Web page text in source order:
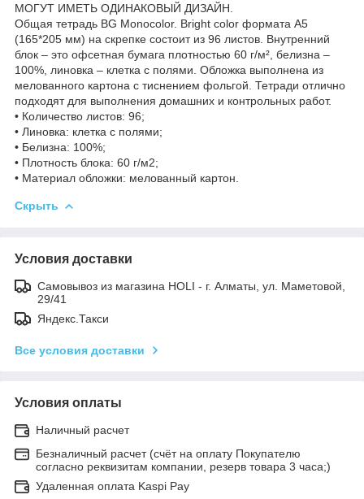
МОГУТ ИМЕТЬ ОДИНАКОВЫЙ ДИЗАЙН.
Общая тетрадь BG Monocolor. Bright color формата А5
(165*205 мм) на скрепке состоит из 96 листов. Внутренний
блок – это офсетная бумага плотностью 60 г/м², белизна –
100%, линовка – клетка с полями. Обложка выполнена из
мелованного картона с тиснением фольгой. Тетради отлично
подходят для выполнения домашних и контрольных работ.
• Количество листов: 96;
• Линовка: клетка с полями;
• Белизна: 100%;
• Плотность блока: 60 г/м2;
• Материал обложки: мелованный картон.
Скрыть
Условия доставки
Самовывоз из магазина HOLI - г. Алматы, ул. Маметовой,
29/41
Яндекс.Такси
Все условия доставки
Условия оплаты
Наличный расчет
Безналичный расчет (счёт на оплату Покупателю
согласно реквизитам компании, резерв товара 3 часа;)
Удаленная оплата Kaspi Pay